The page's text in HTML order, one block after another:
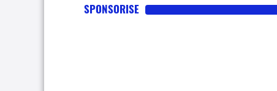
SPONSORISE